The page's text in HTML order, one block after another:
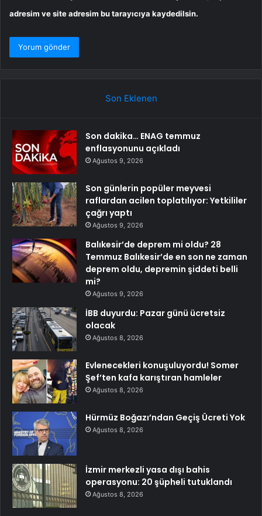
adresim ve site adresim bu tarayıcıya kaydedilsin.
Son Eklenen
Son dakika… ENAG temmuz
enflasyonunu açıkladı
Ağustos 9, 2026
Son günlerin popüler meyvesi
raflardan acilen toplatılıyor: Yetkililer
çağrı yaptı
Ağustos 9, 2026
Balıkesir’de deprem mi oldu? 28
Temmuz Balıkesir’de en son ne zaman
deprem oldu, depremin şiddeti belli
mi?
Ağustos 9, 2026
İBB duyurdu: Pazar günü ücretsiz
olacak
Ağustos 8, 2026
Evlenecekleri konuşuluyordu! Somer
Şef’ten kafa karıştıran hamleler
Ağustos 8, 2026
Hürmüz Boğazı’ndan Geçiş Ücreti Yok
Ağustos 8, 2026
İzmir merkezli yasa dışı bahis
operasyonu: 20 şüpheli tutuklandı
Ağustos 8, 2026